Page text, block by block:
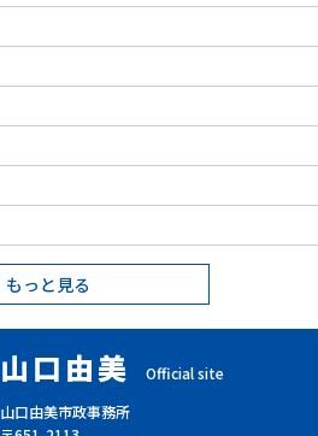
もっと見る
山口由美
Official site
山口由美市政事務所